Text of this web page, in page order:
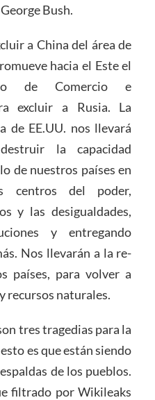
Bush.
a China del área de
hacia el Este el
de Comercio e
excluir a Rusia. La
de EE.UU. nos llevará
la capacidad
de nuestros países en
centros del poder,
y las desigualdades,
y entregando
Nos llevarán a la re-
países, para volver a
recursos naturales.
tres tragedias para la
es que están siendo
de los pueblos.
filtrado por Wikileaks